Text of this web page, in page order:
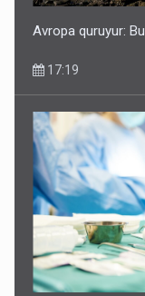
Avropa quruyur:
17:19